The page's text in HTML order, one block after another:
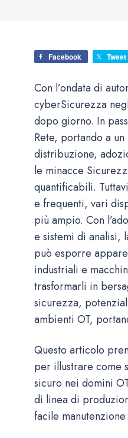
Facebook Tweet
Con l’ondata di
cyberSicurezza
dopo giorno. In
Rete, portando a
distribuzione,
le minacce
quantificabili.
e frequenti, vari
più ampio. Con
e sistemi di analisi,
può esporre
industriali e
trasformarli in
sicurezza,
ambienti OT,
Questo articolo
per illustrare come
sicuro nei domini
di linea di
facile